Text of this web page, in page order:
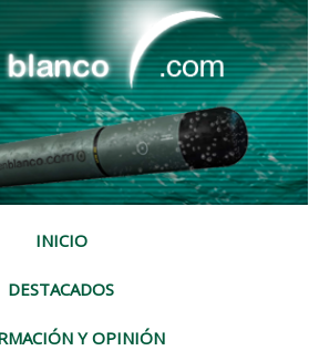
INICIO
DESTACADOS
Y OPINIÓN